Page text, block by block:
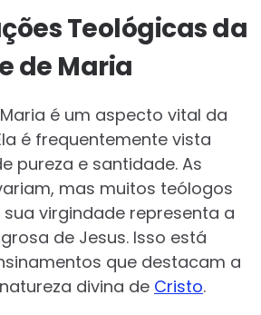
Teológicas da
de Maria
é um aspecto vital da
é frequentemente vista
pureza e santidade. As
mas muitos teólogos
virgindade representa a
de Jesus. Isso está
que destacam a
divina de Cristo.